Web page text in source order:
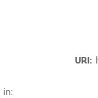
URI
in: